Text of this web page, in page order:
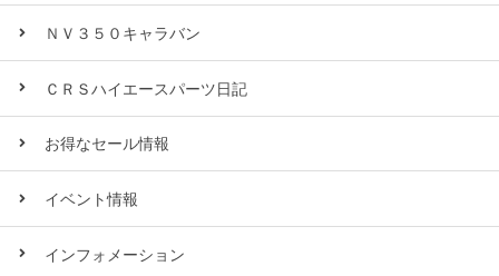
ＮＶ３５０キャラバン
ＣＲＳハイエースパーツ日記
お得なセール情報
イベント情報
インフォメーション